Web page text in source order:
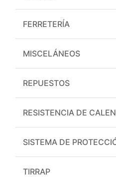
FERRETERÍA
MISCELÁNEOS
REPUESTOS
RESISTENCIA DE
SISTEMA DE
TIRRAP